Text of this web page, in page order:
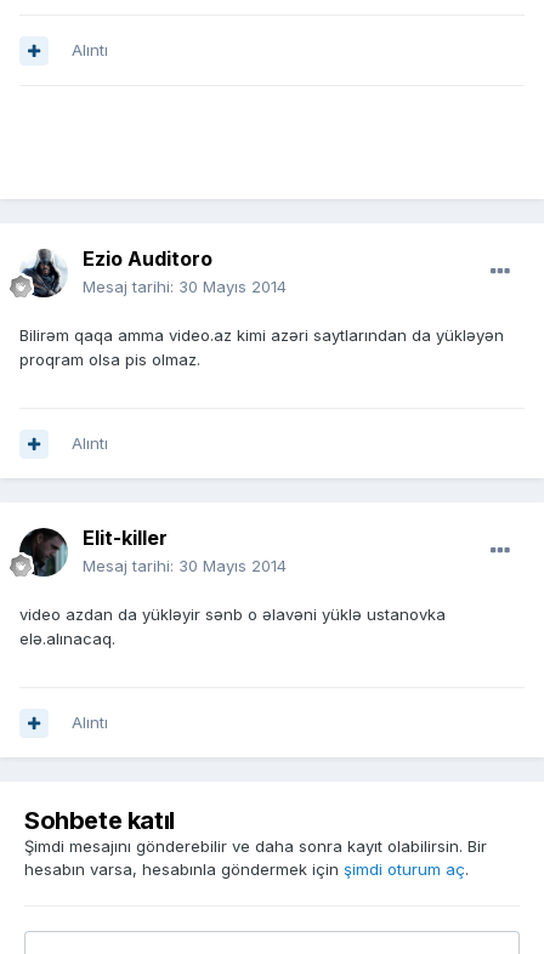
Alıntı
Ezio Auditoro
Mesaj tarihi: 30 Mayıs 2014
Bilirəm qaqa amma video.az kimi azəri saytlarından da yükləyən
proqram olsa pis olmaz.
Alıntı
Elit-killer
Mesaj tarihi: 30 Mayıs 2014
video azdan da yükləyir sənb o əlavəni yüklə ustanovka
elə.alınacaq.
Alıntı
Sohbete katıl
Şimdi mesajını gönderebilir ve daha sonra kayıt olabilirsin. Bir
hesabın varsa, hesabınla göndermek için şimdi oturum aç.